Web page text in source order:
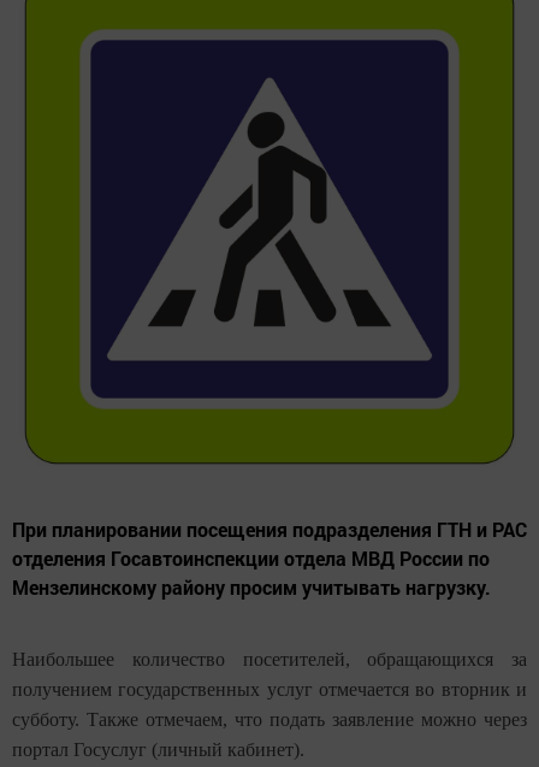
При планировании посещения подразделения ГТН и РАС
отделения Госавтоинспекции отдела МВД России по
Мензелинскому району просим учитывать нагрузку.
Наибольшее количество посетителей, обращающихся за
получением государственных услуг отмечается во вторник и
субботу. Также отмечаем, что подать заявление можно через
портал Госуслуг (личный кабинет).